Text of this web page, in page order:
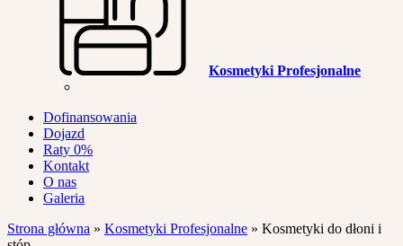
Kosmetyki Profesjonalne
Dofinansowania
Dojazd
Raty 0%
Kontakt
O nas
Galeria
Strona główna » Kosmetyki Profesjonalne » Kosmetyki do dłoni i